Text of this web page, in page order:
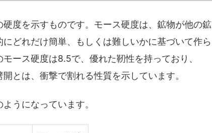
度を示すものです。モース硬度は、鉱物が他の鉱
どれだけ簡単、もしくは難しいかに基づいて作ら
ース硬度は8.5で、優れた靭性を持っており、
とは、衝撃で割れる性質を示しています。
うになっています。